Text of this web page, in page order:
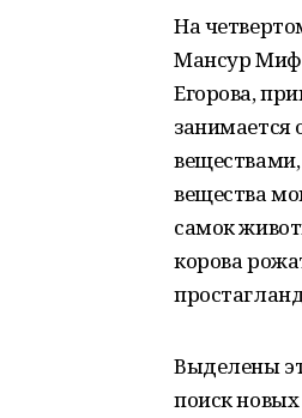
На
Мансур
Егорова,
вещества
самок
корова
Выделены
поиск